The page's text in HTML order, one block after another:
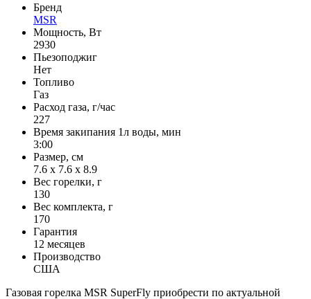
Бренд
MSR
Мощность, Вт
2930
Пьезоподжиг
Нет
Топливо
Газ
Расход газа, г/час
227
Время закипания 1л воды, мин
3:00
Размер, см
7.6 x 7.6 x 8.9
Вес горелки, г
130
Вес комплекта, г
170
Гарантия
12 месяцев
Производство
США
Газовая горелка MSR SuperFly приобрести по актуальной